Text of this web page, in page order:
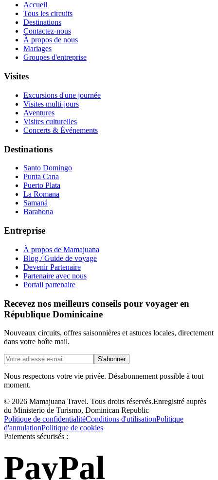
Accueil
Tous les circuits
Destinations
Contactez-nous
À propos de nous
Mariages
Groupes d'entreprise
Visites
Excursions d'une journée
Visites multi-jours
Aventures
Visites culturelles
Concerts & Événements
Destinations
Santo Domingo
Punta Cana
Puerto Plata
La Romana
Samaná
Barahona
Entreprise
À propos de Mamajuana
Blog / Guide de voyage
Devenir Partenaire
Partenaire avec nous
Portail partenaire
Recevez nos meilleurs conseils pour voyager en
République Dominicaine
Nouveaux circuits, offres saisonnières et astuces locales, directement
dans votre boîte mail.
S'abonner
Nous respectons votre vie privée. Désabonnement possible à tout
moment.
© 2026 Mamajuana Travel. Tous droits réservés.Enregistré auprès
du Ministerio de Turismo, Dominican Republic
Politique de confidentialitéConditions d'utilisationPolitique
d'annulationPolitique de cookies
Paiements sécurisés :
PayPal